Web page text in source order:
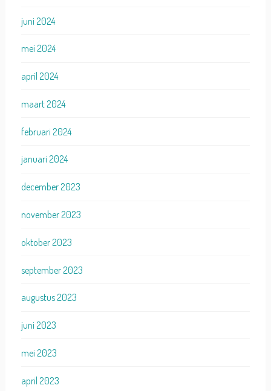
juni 2024
mei 2024
april 2024
maart 2024
februari 2024
januari 2024
december 2023
november 2023
oktober 2023
september 2023
augustus 2023
juni 2023
mei 2023
april 2023